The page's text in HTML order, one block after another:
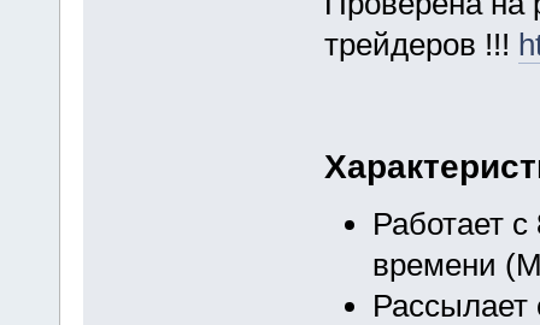
трейдеров !!!
Работает
времени
Рассылает